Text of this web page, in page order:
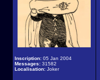
Inscription: 05 Jan 2004
Messages: 31582
Localisation: Joker